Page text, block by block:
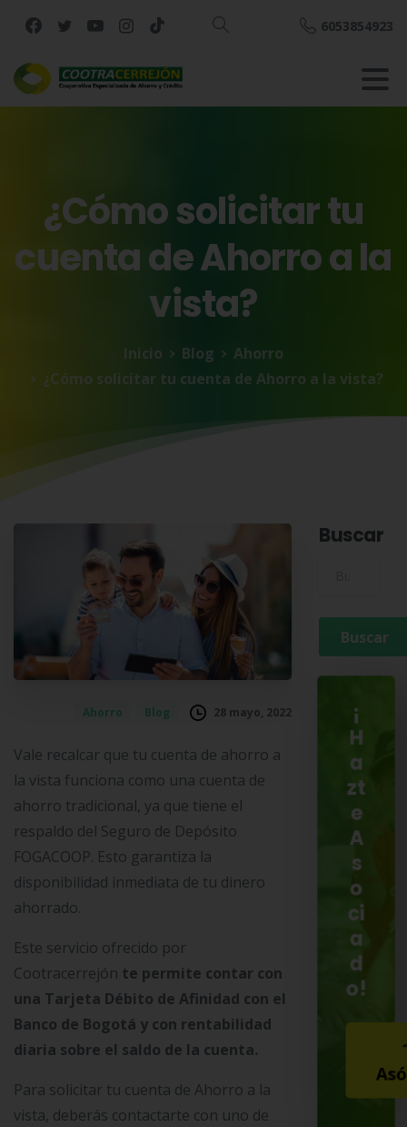
Buscar
6053854923
¿Cómosolicitartu
cuentadeAhorroala
vista?
Inicio Blog
Ahorro
¿Cómo solicitar tu cuenta de Ahorro a la vista?
Ahorro Blog 28 mayo, 2022
Vale recalcar que tu cuenta de ahorro a
la vista funciona como una cuenta de
ahorro tradicional, ya que tiene el
respaldo del Seguro de Depósito
FOGACOOP. Esto garantiza la
disponibilidad inmediata de tu dinero
ahorrado.
Este servicio ofrecido por
Cootracerrejón te permite contar con
una Tarjeta Débito de Afinidad con el
Banco de Bogotá y con rentabilidad
diaria sobre el saldo de la cuenta.
Para solicitar tu cuenta de Ahorro a la
vista, deberás contactarte con uno de
Buscar
¡
H
a
zt
e
A
s
o
ci
a
d
o!